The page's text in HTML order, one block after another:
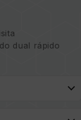
dual rápido
adoptado